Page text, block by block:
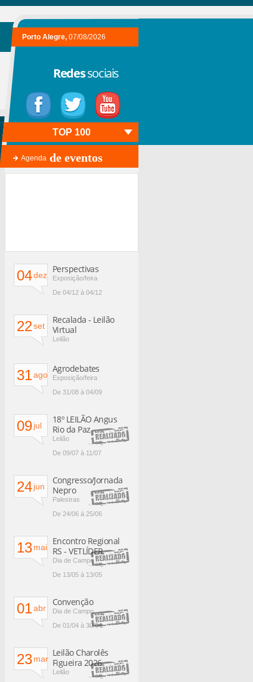
Porto Alegre, 07/08/2026
Redessociais
Agenda de eventos
TOP 100
04dez
Perspectivas
Exposição/feira
De 04/12 à 04/12
22set
Recalada - Leilão
Virtual
Leilão
31ago
Agrodebates
Exposição/feira
De 31/08 à 04/09
09jul
18º LEILÃO Angus
Rio da Paz
Leilão
De 09/07 à 11/07
24jun
Congresso/Jornada
Nepro
Palestras
De 24/06 à 25/06
13mai
Encontro Regional
RS - VETLÍDER
Dia de Campo
De 13/05 à 13/05
01abr
Convenção
Dia de Campo
De 01/04 à 30/04
23mar
Leilão Charolês
Figueira 2026
Leilão